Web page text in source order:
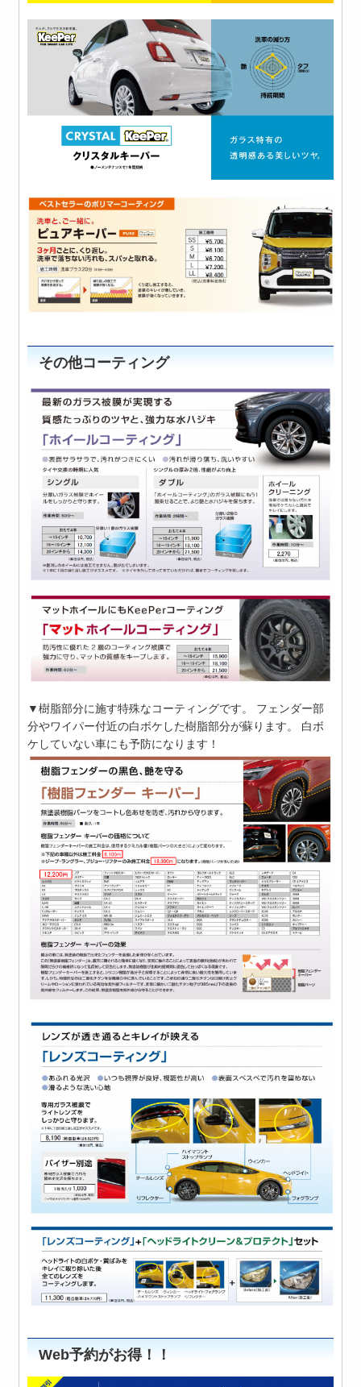
その他コーティング
▼樹脂部分に施す特殊なコーティングです。 フェンダー部
分やワイパー付近の白ボケした樹脂部分が蘇ります。 白ボ
ケしていない車にも予防になります！
Web予約がお得！！